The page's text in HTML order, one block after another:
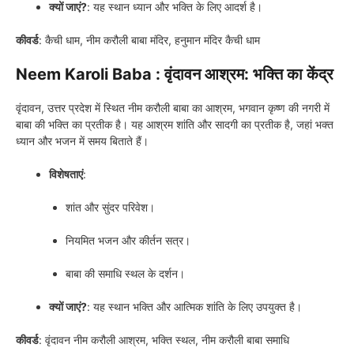
क्यों जाएं?: यह स्थान ध्यान और भक्ति के लिए आदर्श है।
कीवर्ड: कैची धाम, नीम करौली बाबा मंदिर, हनुमान मंदिर कैची धाम
Neem Karoli Baba : वृंदावन आश्रम: भक्ति का केंद्र
वृंदावन, उत्तर प्रदेश में स्थित नीम करौली बाबा का आश्रम, भगवान कृष्ण की नगरी में
बाबा की भक्ति का प्रतीक है। यह आश्रम शांति और सादगी का प्रतीक है, जहां भक्त
ध्यान और भजन में समय बिताते हैं।
विशेषताएं:
शांत और सुंदर परिवेश।
नियमित भजन और कीर्तन सत्र।
बाबा की समाधि स्थल के दर्शन।
क्यों जाएं?: यह स्थान भक्ति और आत्मिक शांति के लिए उपयुक्त है।
कीवर्ड: वृंदावन नीम करौली आश्रम, भक्ति स्थल, नीम करौली बाबा समाधि